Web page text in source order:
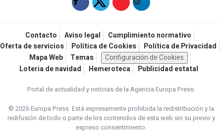
Contacto Aviso legal
Cumplimiento normativo
Oferta de servicios
Política de Cookies
Política de Privacidad
Mapa Web
Temas
Configuración de Cookies
Loteria de navidad
Hemeroteca Publicidad estatal
Portal de actualidad y noticias de la Agencia Europa Press.
© 2026 Europa Press.Está expresamente prohibida la redistribución y la
redifusión de todo o parte de los contenidos de esta web sin su previo y
expreso consentimiento.